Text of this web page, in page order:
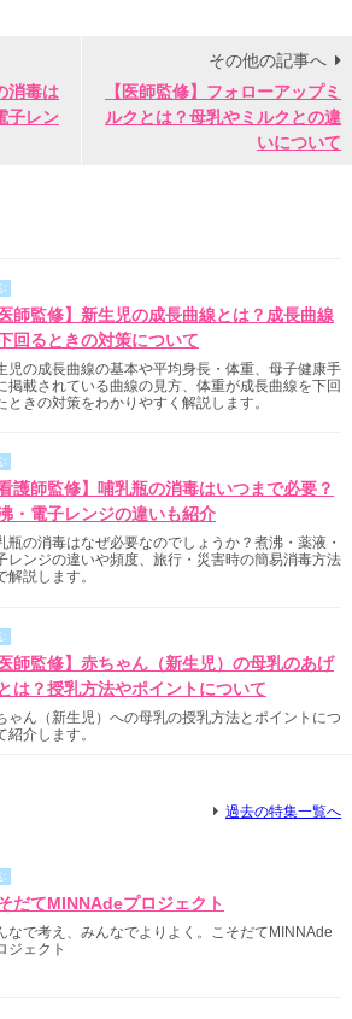
消毒は
子レン
その他の記事へ
【医師監修】フォローアップミ
ルクとは？母乳やミルクとの違
いについて
医師監修】新生児の成長曲線とは？成長曲線
回るときの対策について
児の成長曲線の基本や平均身長・体重、母子健康手
掲載されている曲線の見方、体重が成長曲線を下回
ときの対策をわかりやすく解説します。
看護師監修】哺乳瓶の消毒はいつまで必要？
・電子レンジの違いも紹介
瓶の消毒はなぜ必要なのでしょうか？煮沸・薬液・
レンジの違いや頻度、旅行・災害時の簡易消毒方法
解説します。
医師監修】赤ちゃん（新生児）の母乳のあげ
は？授乳方法やポイントについて
ゃん（新生児）への母乳の授乳方法とポイントにつ
紹介します。
過去の特集一覧へ
だてMINNAdeプロジェクト
なで考え、みんなでよりよく。こそだてMINNAde
ジェクト